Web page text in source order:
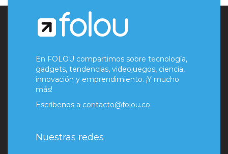
En FOLOU compartimos sobre tecnología,
gadgets, tendencias, videojuegos, ciencia,
innovación y emprendimiento. ¡Y mucho
más!
Escríbenos a contacto@folou.co
Nuestras redes